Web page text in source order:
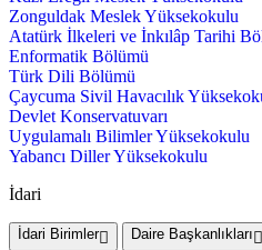
Zonguldak Meslek Yüksekokulu
Atatürk İlkeleri ve İnkılâp Tarihi
Enformatik Bölümü
Türk Dili Bölümü
Çaycuma Sivil Havacılık
Devlet Konservatuvarı
Uygulamalı Bilimler Yüksekokulu
Yabancı Diller Yüksekokulu
İdari
İdari Birimler Daire Başkanlıkları